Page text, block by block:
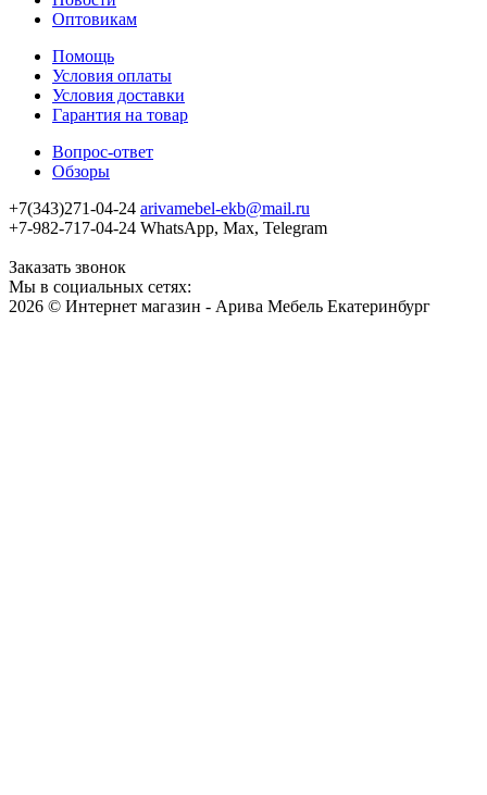
Оптовикам
Помощь
Условия оплаты
Условия доставки
Гарантия на товар
Вопрос-ответ
Обзоры
+7(343)271-04-24 arivamebel-ekb@mail.ru
+7-982-717-04-24 WhatsApp, Max, Telegram
Заказать звонок
Мы в социальных сетях:
2026 © Интернет магазин - Арива Мебель Екатеринбург